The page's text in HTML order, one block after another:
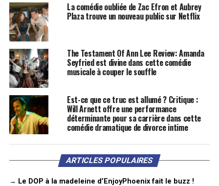
La comédie oubliée de Zac Efron et Aubrey
Plaza trouve un nouveau public sur Netflix
The Testament Of Ann Lee Review: Amanda
Seyfried est divine dans cette comédie
musicale à couper le souffle
Est-ce que ce truc est allumé ? Critique :
Will Arnett offre une performance
déterminante pour sa carrière dans cette
comédie dramatique de divorce intime
ARTICLES POPULAIRES
→ Le DOP à la madeleine d’EnjoyPhoenix fait le buzz !